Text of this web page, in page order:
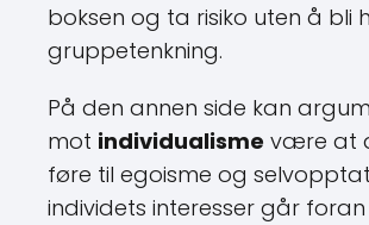
boksen og ta risiko uten å bli
gruppetenkning.
På den annen side kan
mot individualisme være at
føre til egoisme og
individets interesser går foran